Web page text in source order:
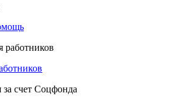
работников
счет Соцфонда